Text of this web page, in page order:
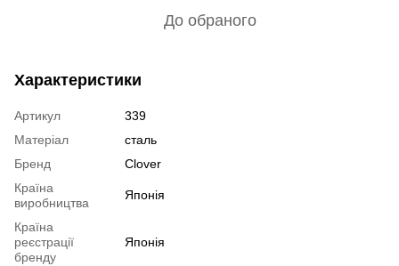
До обраного
Характеристики
Артикул
339
Матеріал
сталь
Бренд
Clover
Країна
виробництва
Японія
Країна
реєстрації
бренду
Японія